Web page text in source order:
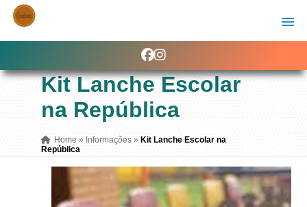
Kit Lanche Escolar
na República
Home » Informações » Kit Lanche Escolar na
República